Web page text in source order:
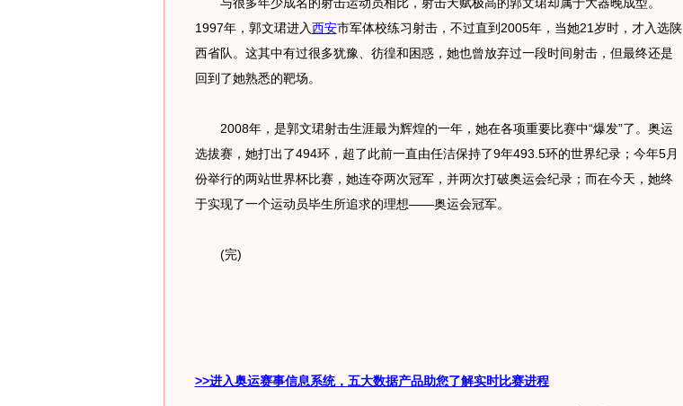
1997年，郭文珺进入西安市军体校练习射击，不过直到2005年，当她21岁时，才入选陕
西省队。这其中有过很多犹豫、彷徨和困惑，她也曾放弃过一段时间射击，但最终还是
回到了她熟悉的靶场。
2008年，是郭文珺射击生涯最为辉煌的一年，她在各项重要比赛中“爆发”了。奥运
选拔赛，她打出了494环，超了此前一直由任洁保持了9年493.5环的世界纪录；今年5月
份举行的两站世界杯比赛，她连夺两次冠军，并两次打破奥运会纪录；而在今天，她终
于实现了一个运动员毕生所追求的理想——奥运会冠军。
(完)
>>进入奥运赛事信息系统，五大数据产品助您了解实时比赛进程